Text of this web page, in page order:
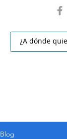
Blog